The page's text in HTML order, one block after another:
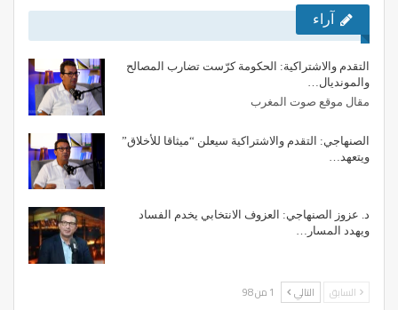
آراء
التقدم والاشتراكية: الحكومة كرّست تضارب المصالح
والمونديال…
مقال موقع صوت المغرب
الصنهاجي: التقدم والاشتراكية سيعلن “ميثاقا للأخلاق”
ويتعهد…
د. عزوز الصنهاجي: العزوف الانتخابي يخدم الفساد
ويهدد المسار…
السابق التالي 1 من 98